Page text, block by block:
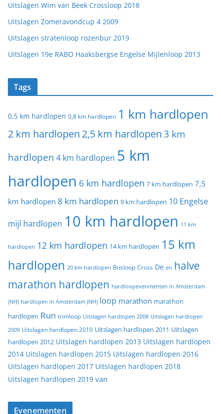
Uitslagen Wim van Beek Crossloop 2018
Uitslagen Zomeravondcup 4 2009
Uitslagen stratenloop rozenbur 2019
Uitslagen 19e RABO Haaksbergse Engelse Mijlenloop 2013
Tags
0,5 km hardlopen 0,8 km hardlopen 1 km hardlopen
2 km hardlopen 2,5 km hardlopen 3 km
hardlopen 4 km hardlopen 5 km
hardlopen 6 km hardlopen 7 km hardlopen 7,5
km hardlopen 8 km hardlopen 9 km hardlopen 10 Engelse
mijl hardlopen 10 km hardlopen 11 km
hardlopen 12 km hardlopen 14 km hardlopen 15 km
hardlopen 20 km hardlopen Bosloop Cross De en halve
marathon hardlopen hardloopevenmenten in Amsterdam
(NH) hardlopen in Amsterdam (NH) loop marathon marathon
hardlopen Run trimloop Uitslagen hardlopen 2008 Uitslagen hardlopen
2009 Uitslagen hardlopen 2010 Uitslagen hardlopen 2011 Uitslagen
hardlopen 2012 Uitslagen hardlopen 2013 Uitslagen hardlopen
2014 Uitslagen hardlopen 2015 Uitslagen hardlopen 2016
Uitslagen hardlopen 2017 Uitslagen hardlopen 2018
Uitslagen hardlopen 2019 van
Evenementen